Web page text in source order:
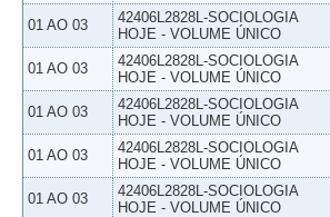
01 AO 03
42406L2828L-SOCIOLOGIA
HOJE - VOLUME ÚNICO
01 AO 03
42406L2828L-SOCIOLOGIA
HOJE - VOLUME ÚNICO
01 AO 03
42406L2828L-SOCIOLOGIA
HOJE - VOLUME ÚNICO
01 AO 03
42406L2828L-SOCIOLOGIA
HOJE - VOLUME ÚNICO
01 AO 03
42406L2828L-SOCIOLOGIA
HOJE - VOLUME ÚNICO